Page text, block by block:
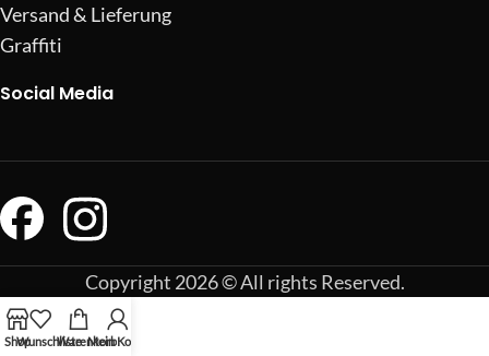
Versand & Lieferung
Graffiti
Social Media
Copyright 2026 © All rights Reserved.
ShopWunschlisteWarenkorb
Mein Konto